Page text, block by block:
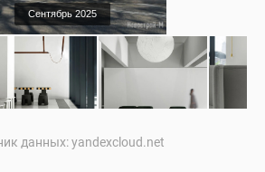
Сентябрь 2025
данных: yandexcloud.net